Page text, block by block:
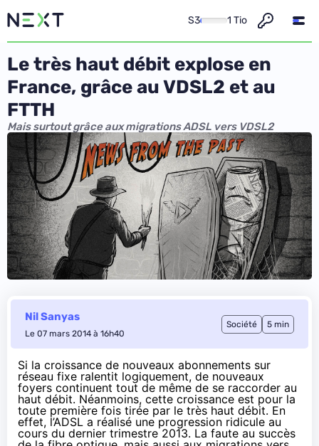
S3 1 Tio
Le très haut débit explose en
France, grâce au VDSL2 et au
FTTH
Mais surtout grâce aux migrations ADSL vers VDSL2
Nil Sanyas
Le 07 mars 2014 à 16h40
Société 5 min
Si la croissance de nouveaux abonnements sur
réseau fixe ralentit logiquement, de nouveaux
foyers continuent tout de même de se raccorder au
haut débit. Néanmoins, cette croissance est pour la
toute première fois tirée par le très haut débit. En
effet, l’ADSL a réalisé une progression ridicule au
cours du dernier trimestre 2013. La faute au succès